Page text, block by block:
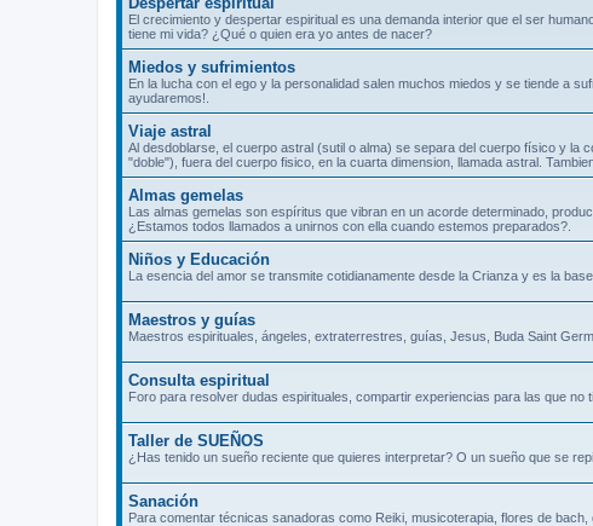
El crecimiento y despertar espiritual es una demanda interior que el ser
tiene mi vida? ¿Qué o quien era yo antes de nacer?
Miedos y sufrimientos
En la lucha con el ego y la personalidad salen muchos miedos y se tiende a
ayudaremos!.
Viaje astral
Al desdoblarse, el cuerpo astral (sutil o alma) se separa del cuerpo físico y la
"doble"), fuera del cuerpo fisico, en la cuarta dimension, llamada astral.
Almas gemelas
Las almas gemelas son espíritus que vibran en un acorde determinado,
¿Estamos todos llamados a unirnos con ella cuando estemos preparados?.
Niños y Educación
La esencia del amor se transmite cotidianamente desde la Crianza y es la
Maestros y guías
Maestros espirituales, ángeles, extraterrestres, guías, Jesus, Buda Saint
Consulta espiritual
Foro para resolver dudas espirituales, compartir experiencias para las que no
Taller de SUEÑOS
¿Has tenido un sueño reciente que quieres interpretar? O un sueño que se
Sanación
Para comentar técnicas sanadoras como Reiki, musicoterapia, flores de